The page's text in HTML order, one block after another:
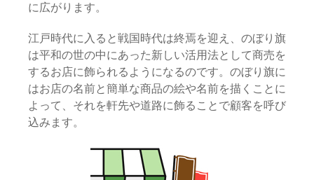
に広がります。
江戸時代に入ると戦国時代は終焉を迎え、のぼり旗
は平和の世の中にあった新しい活用法として商売を
するお店に飾られるようになるのです。のぼり旗に
はお店の名前と簡単な商品の絵や名前を描くことに
よって、それを軒先や道路に飾ることで顧客を呼び
込みます。